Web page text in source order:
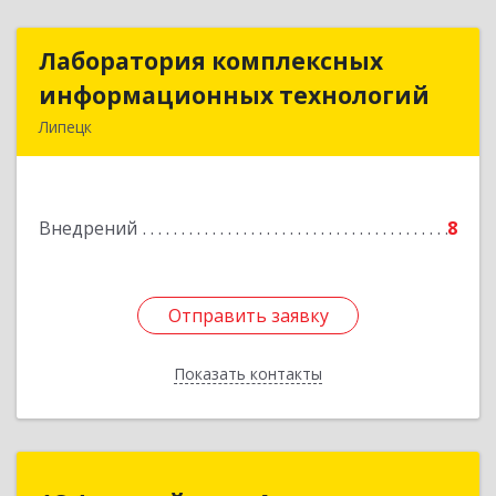
Лаборатория комплексных
информационных технологий
Липецк
Внедрений 8
Отправить заявку
Показать контакты
Лаборатория комплексных
информационных технологий
Подробнее
Отправить заявку
Назад
1С:Франчайзинг. Аксиома